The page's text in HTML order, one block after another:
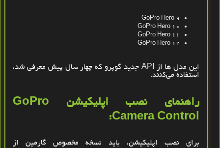
GoPro Hero 9
GoPro Hero 10
GoPro Hero 11
GoPro Hero 12
این مدل ‌ها از API جدید گوپرو که چهار سال پیش معرفی شد،
استفاده می‌کنند.
راهنمای نصب اپلیکیشن GoPro
Camera Control:
برای نصب اپلیکیشن، باید نسخه مخصوص گارمین از